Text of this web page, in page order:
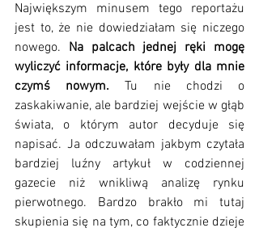
Największym minusem tego reportażu
jest to, że nie dowiedziałam się niczego
nowego. Na palcach jednej ręki mogę
wyliczyć informacje, które były dla mnie
czymś nowym. Tu nie chodzi o
zaskakiwanie, ale bardziej wejście w głąb
świata, o którym autor decyduje się
napisać. Ja odczuwałam jakbym czytała
bardziej luźny artykuł w codziennej
gazecie niż wnikliwą analizę rynku
pierwotnego. Bardzo brakło mi tutaj
skupienia się na tym, co faktycznie dzieje